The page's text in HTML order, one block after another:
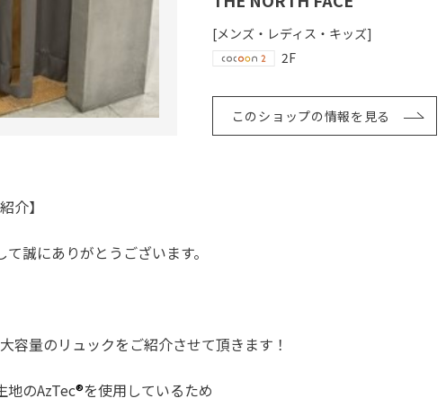
[メンズ・レディス・キッズ]
2F
このショップの情報を見る
介】
誠にありがとうございます。
容量のリュックをご紹介させて頂きます！
地のAzTec®を使用しているため